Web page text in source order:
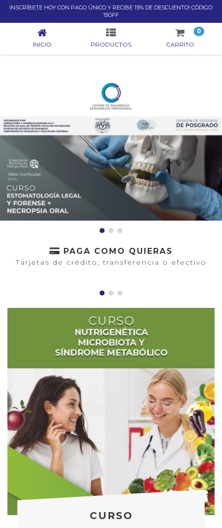
INSCRÍBETE HOY CON PAGO ÚNICO Y RECIBE 15% DE DESCUENTO! CÓDIGO:
15OFF
INICIO
INICIO PRODUCTOS CARRITO
0
PAGA COMO QUIERAS
Tarjetas de crédito, transferencia o efectivo
CURSO